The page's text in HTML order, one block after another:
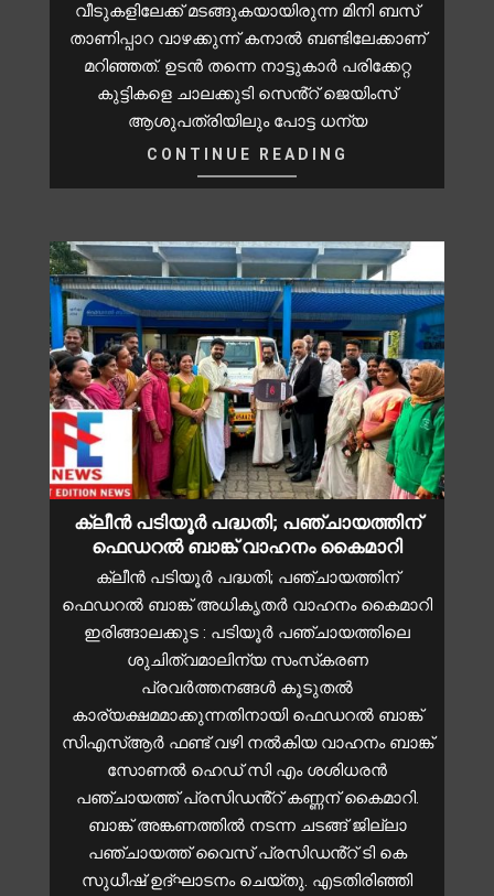
വീടുകളിലേക്ക് മടങ്ങുകയായിരുന്ന മിനി ബസ്
താണിപ്പാറ വാഴക്കുന്ന് കനാൽ ബണ്ടിലേക്കാണ്
മറിഞ്ഞത്. ഉടൻ തന്നെ നാട്ടുകാർ പരിക്കേറ്റ
കുട്ടികളെ ചാലക്കുടി സെൻ്റ് ജെയിംസ്
ആശുപത്രിയിലും പോട്ട ധന്യ
CONTINUE READING
ക്ലീൻ പടിയൂർ പദ്ധതി; പഞ്ചായത്തിന്
ഫെഡറൽ ബാങ്ക് വാഹനം കൈമാറി
ക്ലീൻ പടിയൂർ പദ്ധതി; പഞ്ചായത്തിന്
ഫെഡറൽ ബാങ്ക് അധികൃതർ വാഹനം കൈമാറി
ഇരിങ്ങാലക്കുട : പടിയൂർ പഞ്ചായത്തിലെ
ശുചിത്വമാലിന്യ സംസ്‌കരണ
പ്രവർത്തനങ്ങൾ കൂടുതൽ
കാര്യക്ഷമമാക്കുന്നതിനായി ഫെഡറൽ ബാങ്ക്
സിഎസ്ആർ ഫണ്ട് വഴി നൽകിയ വാഹനം ബാങ്ക്
സോണൽ ഹെഡ് സി എം ശശിധരൻ
പഞ്ചായത്ത് പ്രസിഡൻ്റ് കണ്ണന് കൈമാറി.
ബാങ്ക് അങ്കണത്തിൽ നടന്ന ചടങ്ങ് ജില്ലാ
പഞ്ചായത്ത് വൈസ് പ്രസിഡൻ്റ് ടി കെ
സുധീഷ് ഉദ്ഘാടനം ചെയ്തു. എടതിരിഞ്ഞി